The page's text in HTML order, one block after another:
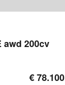
awd 200cv
€ 78.100